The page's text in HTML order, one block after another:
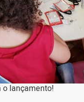
o lançamento!